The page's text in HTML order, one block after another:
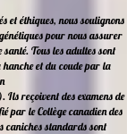
et éthiques, nous soulignons
pour nous assurer
santé. Tousles adultes sont
hanche et du coude par la
reçoivent des examens de
par le Collège canadien des
canichesstandards sont